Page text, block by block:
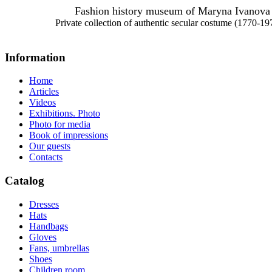
Fashion history museum of Maryna Ivanova
Private collection of authentic secular costume (1770-
Information
Home
Articles
Videos
Exhibitions. Photo
Photo for media
Book of impressions
Our guests
Contacts
Catalog
Dresses
Hats
Handbags
Gloves
Fans, umbrellas
Shoes
Children room